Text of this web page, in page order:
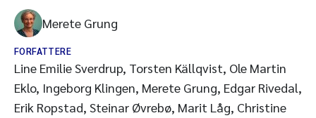
Merete Grung
FORFATTERE
Line Emilie Sverdrup, Torsten Källqvist, Ole Martin
Eklo, Ingeborg Klingen, Merete Grung, Edgar Rivedal,
Erik Ropstad, Steinar Øvrebø, Marit Låg, Christine